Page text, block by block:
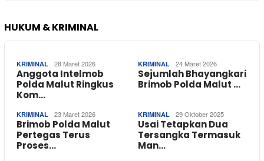
HUKUM & KRIMINAL
KRIMINAL 28 Maret 2026
Anggota Intelmob
Polda Malut Ringkus
Kom…
KRIMINAL 24 Maret 2026
Sejumlah Bhayangkari
Brimob Polda Malut …
KRIMINAL 23 Maret 2026
Brimob Polda Malut
Pertegas Terus
Proses…
KRIMINAL 29 Oktober 2025
Usai Tetapkan Dua
Tersangka Termasuk
Man…